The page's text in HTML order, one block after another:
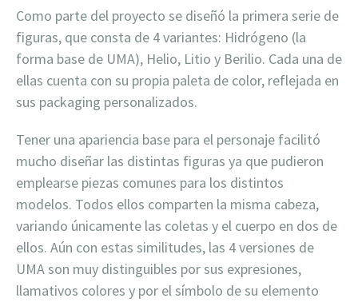
Como parte del proyecto se diseñó la primera serie de
figuras, que consta de 4 variantes: Hidrógeno (la
forma base de UMA), Helio, Litio y Berilio. Cada una de
ellas cuenta con su propia paleta de color, reflejada en
sus packaging personalizados.
Tener una apariencia base para el personaje facilitó
mucho diseñar las distintas figuras ya que pudieron
emplearse piezas comunes para los distintos
modelos. Todos ellos comparten la misma cabeza,
variando únicamente las coletas y el cuerpo en dos de
ellos. Aún con estas similitudes, las 4 versiones de
UMA son muy distinguibles por sus expresiones,
llamativos colores y por el símbolo de su elemento